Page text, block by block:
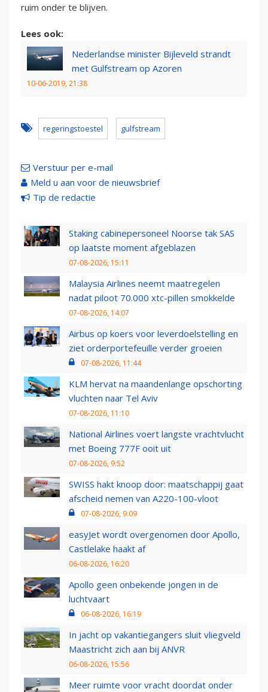
ruim onder te blijven.
Lees ook:
Nederlandse minister Bijleveld strandt
met Gulfstream op Azoren
10-06-2019, 21:38
regeringstoestel gulfstream
Verstuur per e-mail
Meld u aan voor de nieuwsbrief
Tip de redactie
Staking cabinepersoneel Noorse tak SAS
op laatste moment afgeblazen
07-08-2026, 15:11
Malaysia Airlines neemt maatregelen
nadat piloot 70.000 xtc-pillen smokkelde
07-08-2026, 14:07
Airbus op koers voor leverdoelstelling en
ziet orderportefeuille verder groeien
07-08-2026, 11:44
KLM hervat na maandenlange opschorting
vluchten naar Tel Aviv
07-08-2026, 11:10
National Airlines voert langste vrachtvlucht
met Boeing 777F ooit uit
07-08-2026, 9:52
SWISS hakt knoop door: maatschappij gaat
afscheid nemen van A220-100-vloot
07-08-2026, 9:09
easyJet wordt overgenomen door Apollo,
Castlelake haakt af
06-08-2026, 16:20
Apollo geen onbekende jongen in de
luchtvaart
06-08-2026, 16:19
In jacht op vakantiegangers sluit vliegveld
Maastricht zich aan bij ANVR
06-08-2026, 15:56
Meer ruimte voor vracht doordat onder